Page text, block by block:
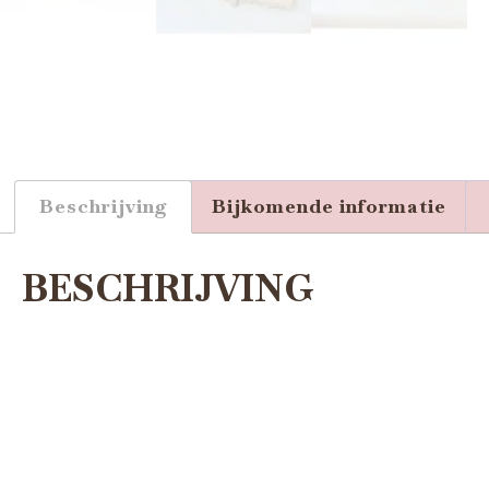
Beschrijving Bijkomende informatie
BESCHRIJVING